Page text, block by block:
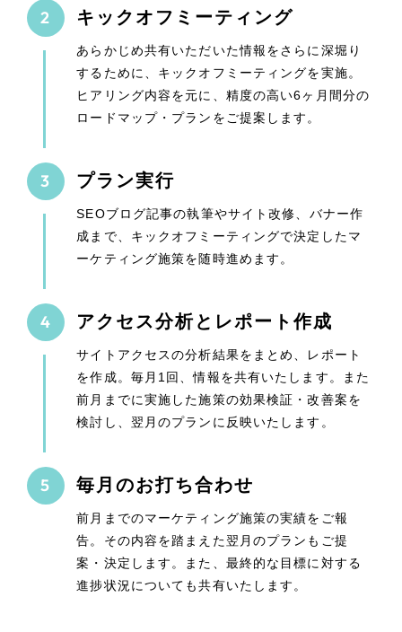
キックオフミーティング
あらかじめ共有いただいた情報をさらに深堀り
するために、キックオフミーティングを実施。
ヒアリング内容を元に、精度の高い6ヶ月間分の
ロードマップ・プランをご提案します。
プラン実行
SEOブログ記事の執筆やサイト改修、バナー作
成まで、キックオフミーティングで決定したマ
ーケティング施策を随時進めます。
アクセス分析とレポート作成
サイトアクセスの分析結果をまとめ、レポート
を作成。毎月1回、情報を共有いたします。また
前月までに実施した施策の効果検証・改善案を
検討し、翌月のプランに反映いたします。
毎月のお打ち合わせ
前月までのマーケティング施策の実績をご報
告。その内容を踏まえた翌月のプランもご提
案・決定します。また、最終的な目標に対する
進捗状況についても共有いたします。